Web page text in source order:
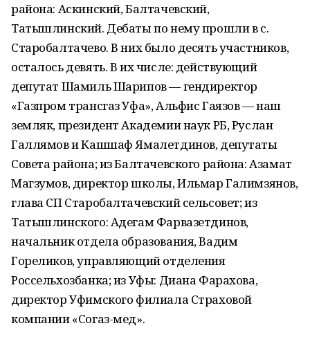
района: Аскинский, Балтачевский,
Татышлинский. Дебаты по нему прошли в с.
Старобалтачево. В них было десять участников,
осталось девять. В их числе: действующий
депутат Шамиль Шарипов — гендиректор
«Газпром трансгаз Уфа», Альфис Гаязов — наш
земляк, президент Академии наук РБ, Руслан
Галлямов и Кашшаф Ямалетдинов, депутаты
Совета района; из Балтачевского района: Азамат
Магзумов, директор школы, Ильмар Галимзянов,
глава СП Старобалтачевский сельсовет; из
Татышлинского: Адегам Фарвазетдинов,
начальник отдела образования, Вадим
Гореликов, управляющий отделения
Россельхозбанка; из Уфы: Диана Фарахова,
директор Уфимского филиала Страховой
компании «Согаз-мед».